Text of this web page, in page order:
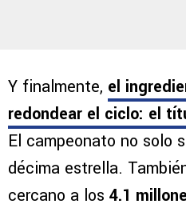
Y finalmente, el
redondear el ciclo: el
El campeonato no solo
décima estrella.
cercano a los 4.1